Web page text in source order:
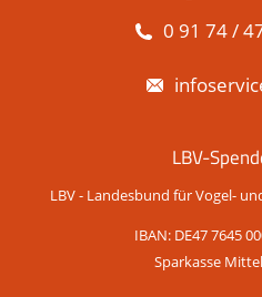
0 91 74 /
LBV-
LBV - Landesbund für Vogel-
IBAN: DE47 7645
Sparkasse